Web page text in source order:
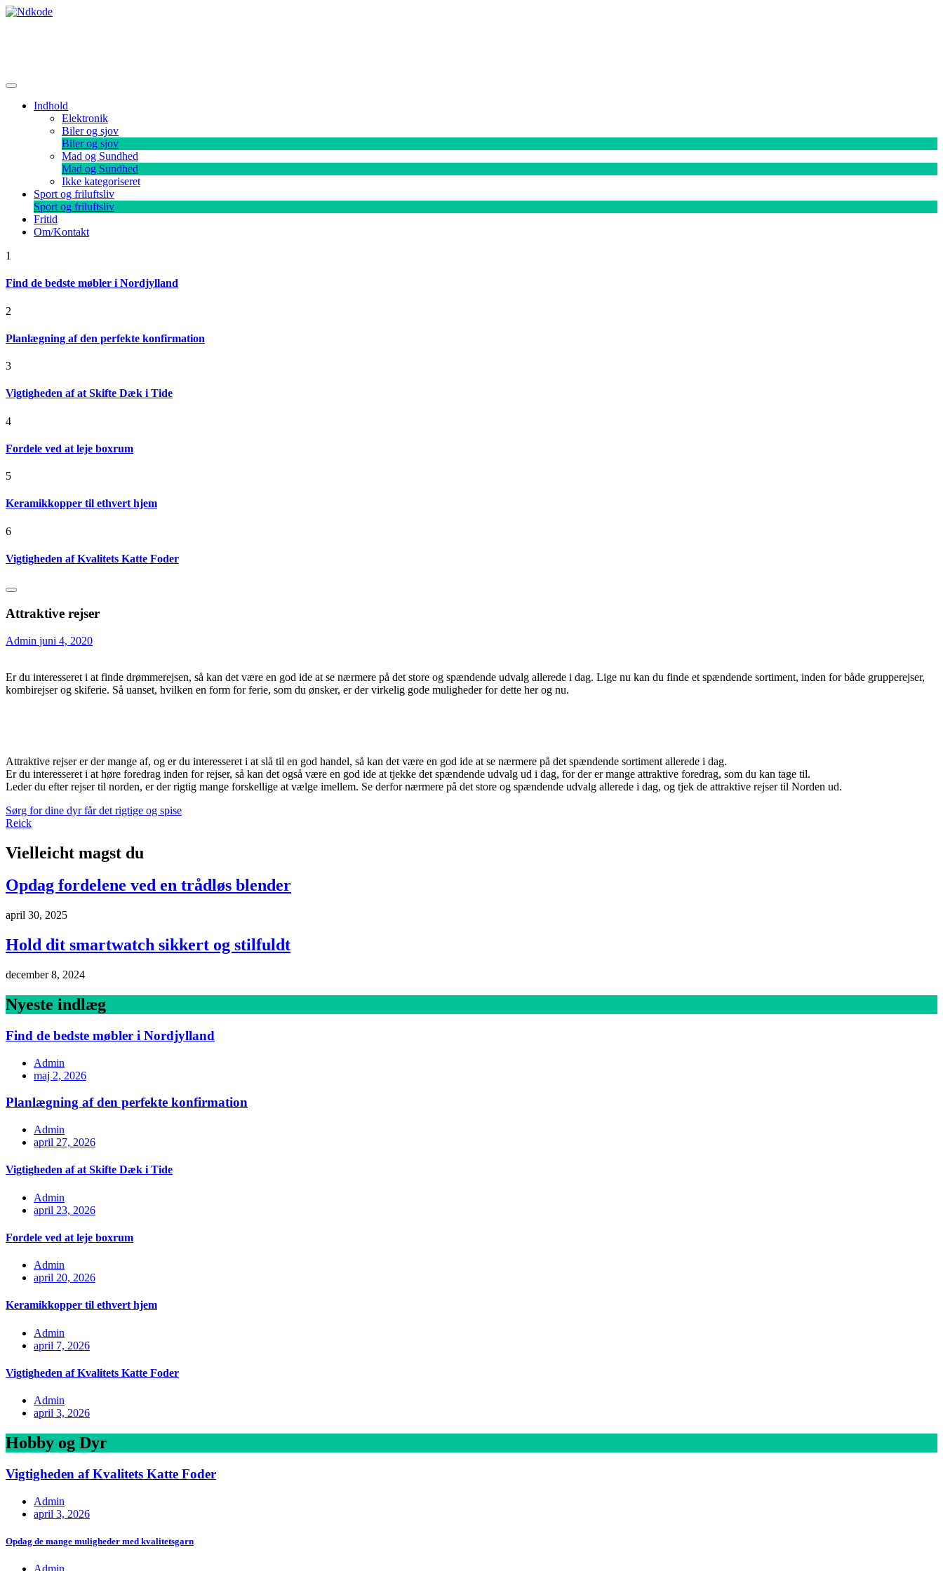
Skip
Indhold
Elektronik
Biler og sjov
Biler og sjov
Mad og Sundhed
Mad og Sundhed
Ikke kategoriseret
Sport og friluftsliv
Sport og friluftsliv
Fritid
Om/Kontakt
1
Find de bedste møbler i Nordjylland
2
Planlægning af den perfekte konfirmation
3
Vigtigheden af at Skifte Dæk i Tide
4
Fordele ved at leje boxrum
5
Keramikkopper til ethvert hjem
6
Vigtigheden af Kvalitets Katte Foder
Attraktive rejser
Admin juni 4, 2020
Er du interesseret i at finde drømmerejsen, så kan det være en god ide at se nærmere på det store og spændende udvalg allerede i dag. Lige nu kan du finde et spændende sortiment, inden for både grupperejser,
kombirejser og skiferie. Så uanset, hvilken en form for ferie, som du ønsker, er der virkelig gode muligheder for dette her og nu.
Attraktive rejser er der mange af, og er du interesseret i at slå til en god handel, så kan det være en god ide at se nærmere på det spændende sortiment allerede i dag.
Er du interesseret i at høre foredrag inden for rejser, så kan det også være en god ide at tjekke det spændende udvalg ud i dag, for der er mange attraktive foredrag, som du kan tage til.
Leder du efter rejser til norden, er der rigtig mange forskellige at vælge imellem. Se derfor nærmere på det store og spændende udvalg allerede i dag, og tjek de attraktive rejser til Norden ud.
Indlægsnavigation
Sørg for dine dyr får det rigtige og spise
Reick
Vielleicht magst du
Opdag fordelene ved en trådløs blender
april 30, 2025
Hold dit smartwatch sikkert og stilfuldt
december 8, 2024
Nyeste indlæg
Find de bedste møbler i Nordjylland
Admin
maj 2, 2026
Planlægning af den perfekte konfirmation
Admin
april 27, 2026
Vigtigheden af at Skifte Dæk i Tide
Admin
april 23, 2026
Fordele ved at leje boxrum
Admin
april 20, 2026
Keramikkopper til ethvert hjem
Admin
april 7, 2026
Vigtigheden af Kvalitets Katte Foder
Admin
april 3, 2026
Hobby og Dyr
Vigtigheden af Kvalitets Katte Foder
Admin
april 3, 2026
Opdag de mange muligheder med kvalitetsgarn